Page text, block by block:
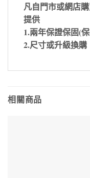
凡自門市或網店
提供
1.兩年保證保固(
2.尺寸或升級換購
相關商品